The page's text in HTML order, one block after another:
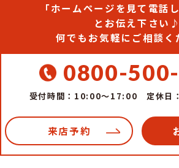
「ホームページを見て電話
とお伝え下さい♪
何でもお気軽にご相談く
0800-
受付時間：10:00～17:00 定休日
来店予約